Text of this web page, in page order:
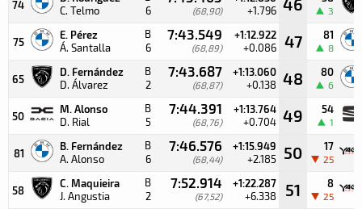
74 C. Telmo
6
(68,90) +1.796 3
75
E. Pérez
Á. Santalla
B
6
7:43.549
(68,89)
+1:12.922
+0.086 47 81
8
65
D. Fernández
D. Álvarez
B
2
7:43.687
(68,87)
+1:13.060
+0.138 48 80
6
50
M. Alonso
D. Rial
B
5
7:44.391
(68,76)
+1:13.764
+0.704 49 54
1
81
B. Fernández
A. Alonso
B
6
7:46.576
(68,44)
+1:15.949
+2.185 50 17
25
58
C. Maquieira
J. Angustia
B
2
7:52.914
(67,52)
+1:22.287
+6.338 51 8
25